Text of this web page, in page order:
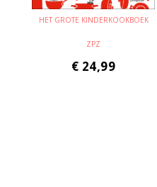
HET GROTE KINDERKOOKBOEK
ZPZ
€ 24,99